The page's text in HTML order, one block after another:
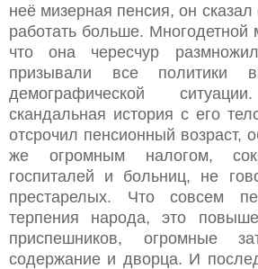
неё мизерная пенсия, он
работать больше. Многодетной
что она чересчур
призывали все политики
демографической
скандальная история с его
отсрочил пенсионный возраст,
же огромным налогом,
госпиталей и больниц, не
престарелых. Что совсем
терпения народа, это
приспешников, огромные
содержание и дворца. И